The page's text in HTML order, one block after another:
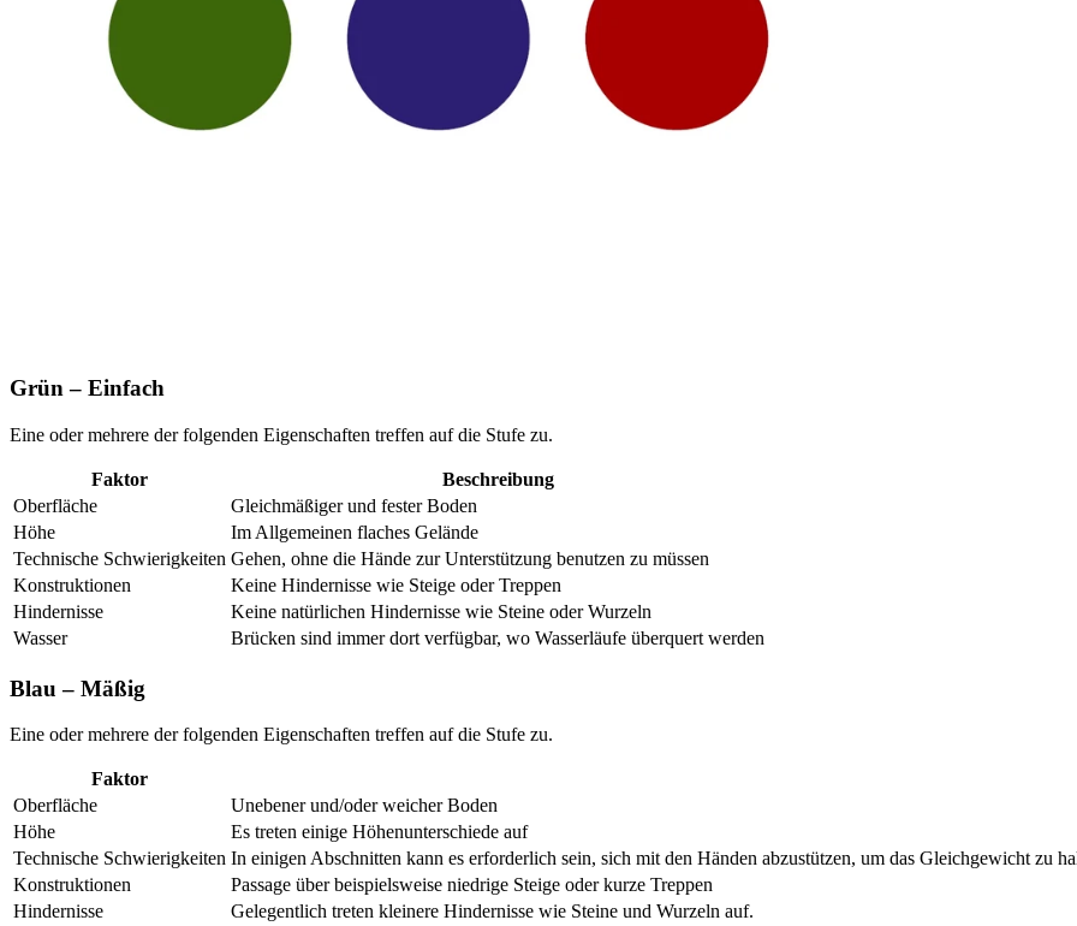
Grün – Einfach
Eine oder mehrere der folgenden Eigenschaften treffen auf die Stufe zu.
Faktor
Beschreibung
Oberfläche
Gleichmäßiger und fester Boden
Höhe
Im Allgemeinen flaches Gelände
Technische Schwierigkeiten Gehen, ohne die Hände zur Unterstützung benutzen zu müssen
Konstruktionen
Keine Hindernisse wie Steige oder Treppen
Hindernisse
Keine natürlichen Hindernisse wie Steine oder Wurzeln
Wasser
Brücken sind immer dort verfügbar, wo Wasserläufe überquert werden
Blau – Mäßig
Eine oder mehrere der folgenden Eigenschaften treffen auf die Stufe zu.
Faktor
Oberfläche
Unebener und/oder weicher Boden
Höhe
Es treten einige Höhenunterschiede auf
Technische Schwierigkeiten In einigen Abschnitten kann es erforderlich sein, sich mit den Händen abzustützen, um das Gleichgewicht zu
Konstruktionen
Passage über beispielsweise niedrige Steige oder kurze Treppen
Hindernisse
Gelegentlich treten kleinere Hindernisse wie Steine und Wurzeln auf.